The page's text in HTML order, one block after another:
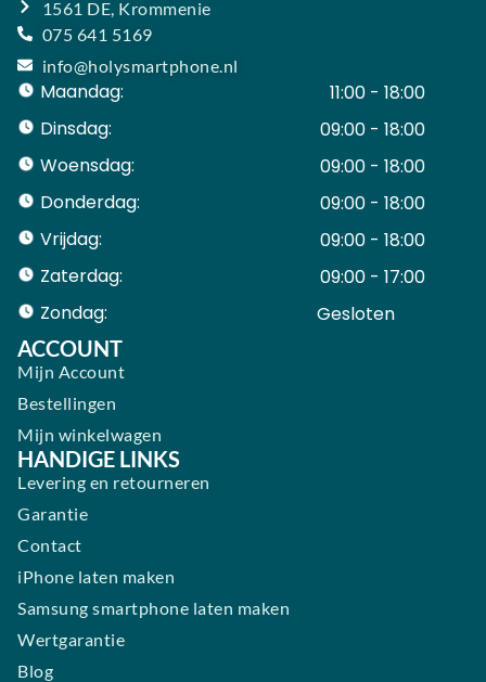
1561 DE, Krommenie
075 641 5169
info@holysmartphone.nl
Maandag:
11:00 - 18:00
Dinsdag:
09:00 - 18:00
Woensdag:
09:00 - 18:00
Donderdag:
09:00 - 18:00
Vrijdag:
09:00 - 18:00
Zaterdag:
09:00 - 17:00
Zondag:
Gesloten ​ ​ ​ ​ ​ ​ ​
ACCOUNT
Mijn Account
Bestellingen
Mijn winkelwagen
HANDIGE LINKS
Levering en retourneren
Garantie
Contact
iPhone laten maken
Samsung smartphone laten maken
Wertgarantie
Blog